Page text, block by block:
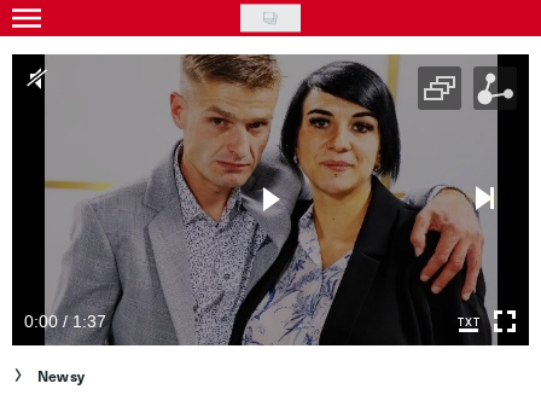
Skip
to
main
Gwiazdy
Styl życia
Kultura
Wideo
0:00 / 1:37
Newsy